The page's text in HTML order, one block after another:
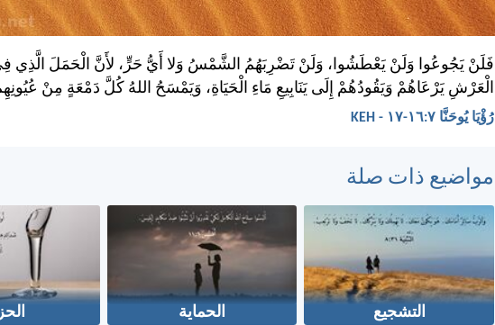
فَلَنْ يَجُوعُوا وَلَنْ يَعْطَشُوا، وَلَنْ تَضْرِبَهُمُ الشَّمْسُ وَلا أَيُّ حَرٍّ، لأَنَّ الْحَمَلَ
الْعَرْشِ يَرْعَاهُمْ وَيَقُودُهُمْ إِلَى يَنَابِيعِ مَاءِ الْحَيَاةِ، وَيَمْسَحُ اللهُ كُلَّ دَمْعَةٍ مِنْ
رُؤْيَا يُوحَنَّا ٧:‏١٦-‏١٧ - KEH
مواضيع ذات صلة
التشجيع الحماية